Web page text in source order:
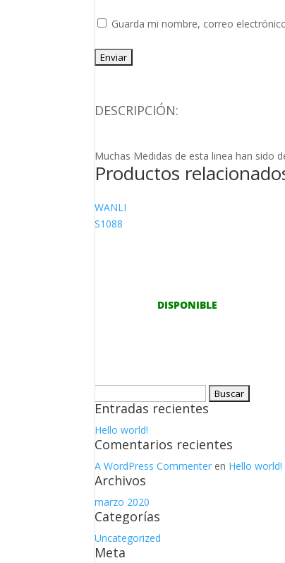
Guarda mi nombre, correo
DESCRIPCIÓN:
Muchas Medidas de esta linea han sido
Productos
WANLI
S1088
DISPONIBLE
Entradas recientes
Hello world!
Comentarios recientes
A WordPress Commenter en Hello world!
Archivos
marzo 2020
Categorías
Uncategorized
Meta